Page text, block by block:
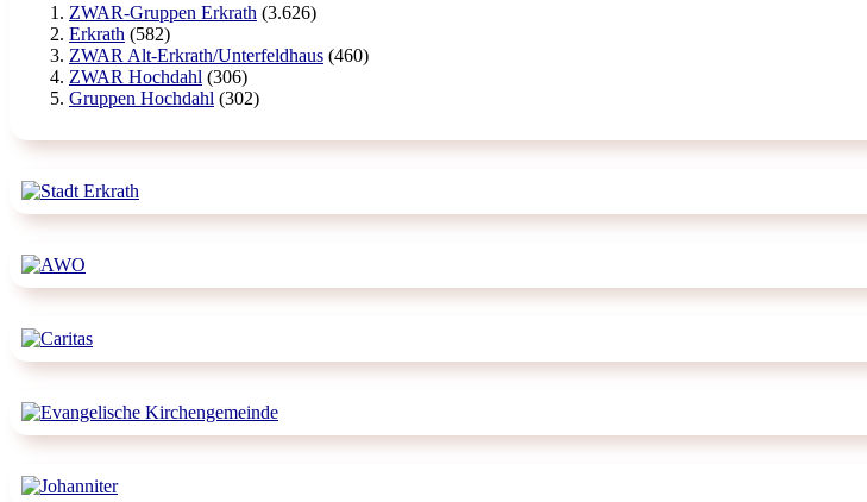
ZWAR-Gruppen Erkrath (3.626)
Erkrath (582)
ZWAR Alt-Erkrath/Unterfeldhaus (460)
ZWAR Hochdahl (306)
Gruppen Hochdahl (302)